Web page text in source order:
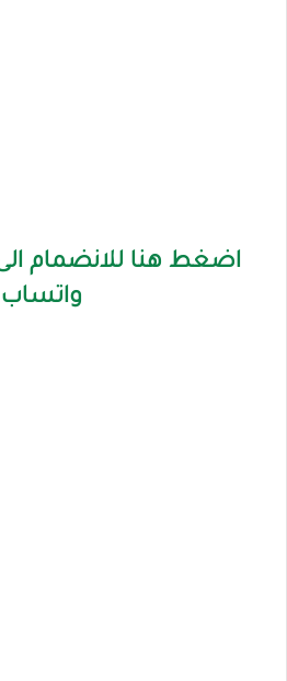
اضغط هنا للانضمام
واتساب